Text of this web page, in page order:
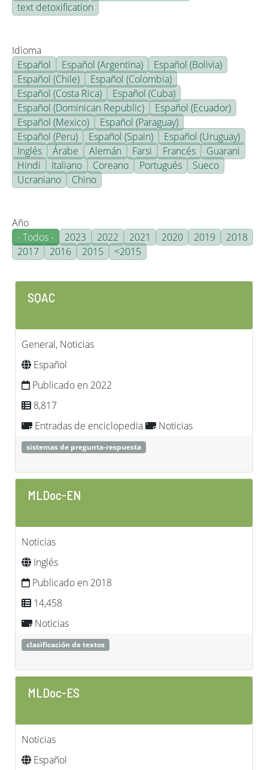
text detoxification
Idioma
Español
Español (Argentina)
Español (Bolivia)
Español (Chile)
Español (Colombia)
Español (Costa Rica)
Español (Cuba)
Español (Dominican Republic)
Español (Ecuador)
Español (Mexico)
Español (Paraguay)
Español (Peru)
Español (Spain)
Español (Uruguay)
Inglés
Árabe Alemán Farsi Francés
Guarani
Hindi
Italiano Coreano Portugués
Sueco
Ucraniano
Chino
Año
- Todos -
2023 2022 2021 2020 2019
2018
2017
2016 2015 <2015
SQAC
General, Noticias
Español
Publicado en 2022
8,817
Entradas de enciclopedia
Noticias
sistemas de pregunta-respuesta
MLDoc-EN
Noticias
Inglés
Publicado en 2018
14,458
Noticias
clasificación de textos
MLDoc-ES
Noticias
Español